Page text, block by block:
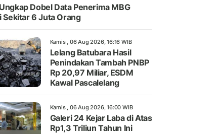
Dobel Data Penerima MBG
Sekitar 6 Juta Orang
Kamis , 06 Aug 2026, 16:16 WIB
Lelang Batubara Hasil
Penindakan Tambah PNBP
Rp 20,97 Miliar, ESDM
Kawal Pascalelang
Kamis , 06 Aug 2026, 16:00 WIB
Galeri 24 Kejar Laba di Atas
Rp1,3 Triliun Tahun Ini